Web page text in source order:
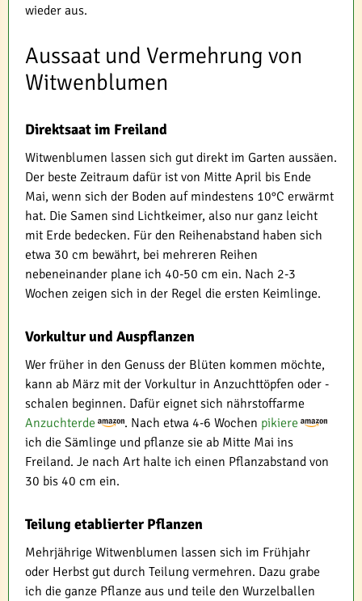
wieder aus.
Aussaat und Vermehrung von
Witwenblumen
Direktsaat im Freiland
Witwenblumen lassen sich gut direkt im Garten aussäen.
Der beste Zeitraum dafür ist von Mitte April bis Ende
Mai, wenn sich der Boden auf mindestens 10°C erwärmt
hat. Die Samen sind Lichtkeimer, also nur ganz leicht
mit Erde bedecken. Für den Reihenabstand haben sich
etwa 30 cm bewährt, bei mehreren Reihen
nebeneinander plane ich 40-50 cm ein. Nach 2-3
Wochen zeigen sich in der Regel die ersten Keimlinge.
Vorkultur und Auspflanzen
Wer früher in den Genuss der Blüten kommen möchte,
kann ab März mit der Vorkultur in Anzuchttöpfen oder -
schalen beginnen. Dafür eignet sich nährstoffarme
Anzuchterde
. Nach etwa 4-6 Wochen pikiere
ich die Sämlinge und pflanze sie ab Mitte Mai ins
Freiland. Je nach Art halte ich einen Pflanzabstand von
30 bis 40 cm ein.
Teilung etablierter Pflanzen
Mehrjährige Witwenblumen lassen sich im Frühjahr
oder Herbst gut durch Teilung vermehren. Dazu grabe
ich die ganze Pflanze aus und teile den Wurzelballen